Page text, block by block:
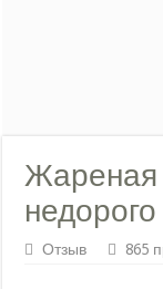
Жареная
Отзыв 865